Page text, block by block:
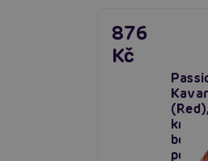
(Red),
body
876
Kč